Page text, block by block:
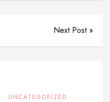
Next Post »
UNCATEGORIZED